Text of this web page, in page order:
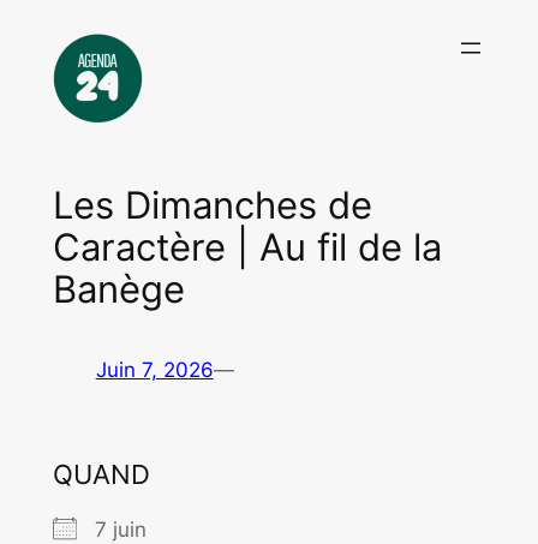
contenu
Les Dimanches de
Caractère | Au fil de la
Banège
Juin 7, 2026—
QUAND
7 juin